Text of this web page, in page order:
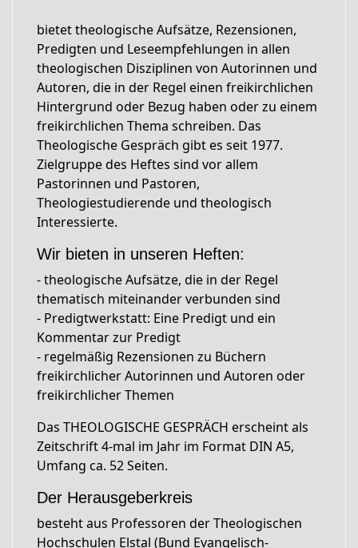
bietet theologische Aufsätze, Rezensionen,
Predigten und Leseempfehlungen in allen
theologischen Disziplinen von Autorinnen und
Autoren, die in der Regel einen freikirchlichen
Hintergrund oder Bezug haben oder zu einem
freikirchlichen Thema schreiben. Das
Theologische Gespräch gibt es seit 1977.
Zielgruppe des Heftes sind vor allem
Pastorinnen und Pastoren,
Theologiestudierende und theologisch
Interessierte.
Wir bieten in unseren Heften:
- theologische Aufsätze, die in der Regel
thematisch miteinander verbunden sind
- Predigtwerkstatt: Eine Predigt und ein
Kommentar zur Predigt
- regelmäßig Rezensionen zu Büchern
freikirchlicher Autorinnen und Autoren oder
freikirchlicher Themen
Das THEOLOGISCHE GESPRÄCH erscheint als
Zeitschrift 4-mal im Jahr im Format DIN A5,
Umfang ca. 52 Seiten.
Der Herausgeberkreis
besteht aus Professoren der Theologischen
Hochschulen Elstal (Bund Evangelisch-